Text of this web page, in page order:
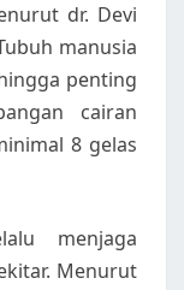
dr. Devi
manusia
penting
cairan
8 gelas
menjaga
Menurut